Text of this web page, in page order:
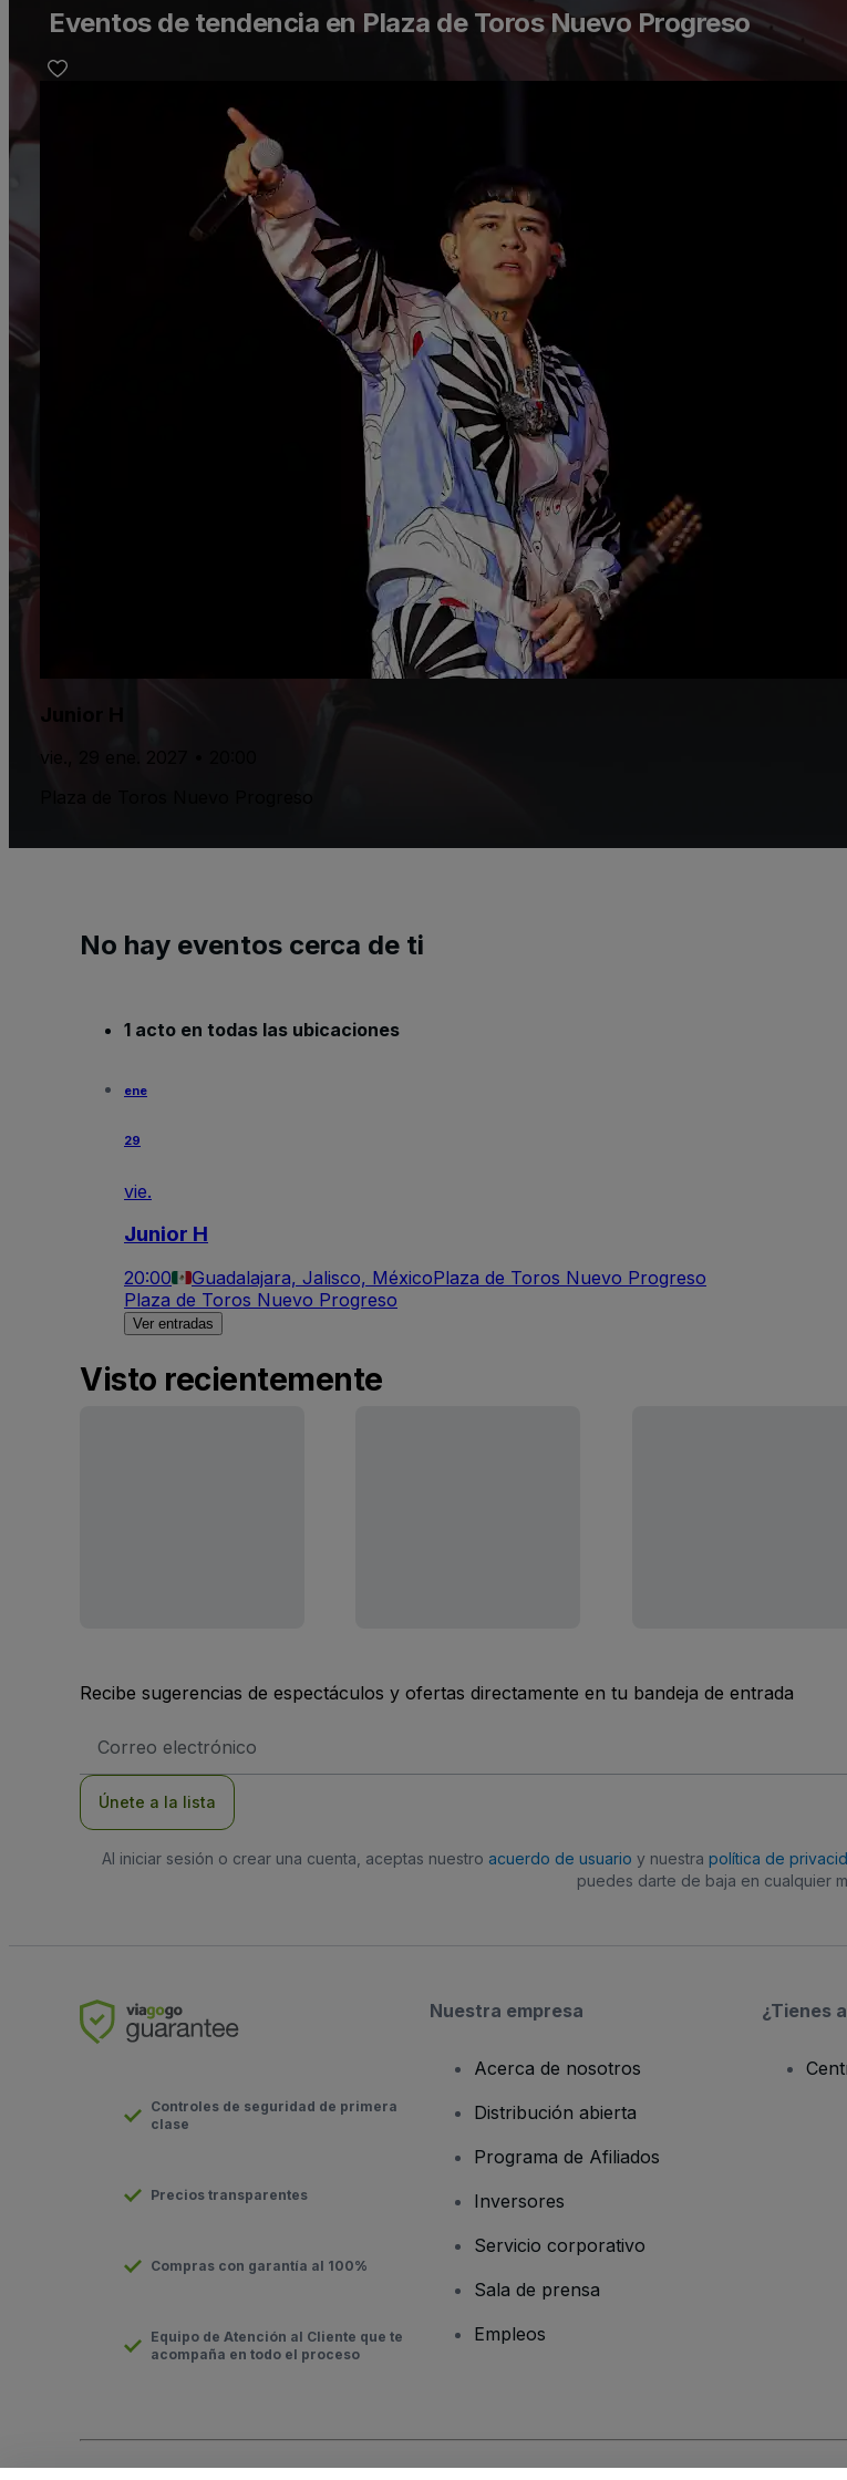
Eventos de tendencia en Plaza de Toros Nuevo Progreso
Junior H
vie., 29 ene. 2027 • 20:00
No hay eventos cerca de ti
1 acto en todas las ubicaciones
ene
29
vie.
Junior H
20:00 Guadalajara, Jalisco, MéxicoPlaza de Toros Nuevo Progreso
Plaza de Toros Nuevo Progreso
Ver entradas
Visto recientemente
Recibe sugerencias de espectáculos y ofertas directamente en tu bandeja de entrada
de
Únete a la lista
Al iniciar sesión o crear una cuenta, aceptas nuestro acuerdo de usuario y nuestra política de
puedes darte de baja en cualquier
Controles de seguridad de primera
clase
Precios transparentes
Compras con garantía al 100%
Equipo de Atención al Cliente que te
acompaña en todo el proceso
Nuestra empresa
Acerca de nosotros
Distribución abierta
Programa de Afiliados
Inversores
Servicio corporativo
Sala de prensa
Empleos
¿Tienes